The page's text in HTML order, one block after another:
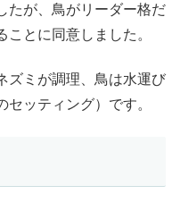
たが、鳥がリーダー格だ
とに同意しました。
ズミが調理、鳥は水運び
セッティング）です。